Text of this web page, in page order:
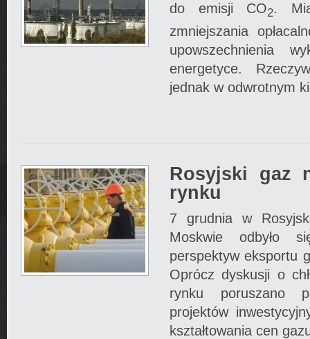
do emisji CO2.
zmniejszania
upowszechnienia
energetyce.
jednak w odwrotnym
Rosyjski gaz
rynku
7 grudnia w
Moskwie odbyło
perspektyw eksportu
Oprócz dyskusji o
rynku poruszano
projektów
kształtowania cen